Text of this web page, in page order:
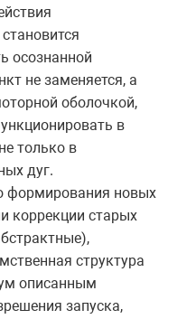
осознанной
не заменяется, а
оболочкой,
в
только в
дуг.
формирования новых
коррекции старых
структура
описанным
запуска,